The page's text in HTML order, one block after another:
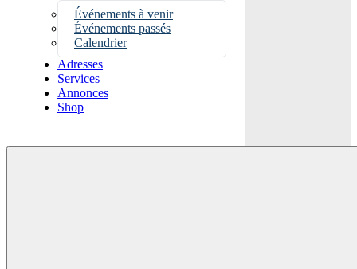
Événements à venir
Événements passés
Calendrier
Adresses
Services
Annonces
Shop